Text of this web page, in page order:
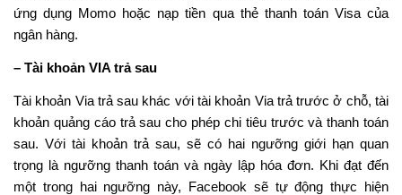
ứng dụng Momo hoặc nạp tiền qua thẻ thanh toán Visa của
ngân hàng.
– Tài khoản VIA trả sau
Tài khoản Via trả sau khác với tài khoản Via trả trước ở chỗ, tài
khoản quảng cáo trả sau cho phép chi tiêu trước và thanh toán
sau. Với tài khoản trả sau, sẽ có hai ngưỡng giới hạn quan
trọng là ngưỡng thanh toán và ngày lập hóa đơn. Khi đạt đến
một trong hai ngưỡng này, Facebook sẽ tự động thực hiện